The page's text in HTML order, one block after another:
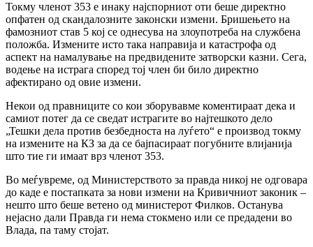
Токму членот 353 е инаку најспорниот оти беше директно
опфатен од скандалозните законски измени. Бришењето на
фамозниот став 5 кој се однесува на злоупотреба на службена
положба. Измените исто така направија и катастрофа од
аспект на намалување на предвидените затворски казни. Сега,
водење на истрага според тој член би било директно
афектирано од овие измени.
Некои од правниците со кои зборувавме коментираат дека и
самиот потег да се сведат истрагите во најтешкото дело
„Тешки дела против безбедноста на луѓето“ е производ токму
на измените на КЗ за да се бајпасираат погубните влијанија
што тие ги имаат врз членот 353.
Во меѓувреме, од Министерството за правда никој не одговара
до каде е постапката за нови измени на Кривичниот законик –
нешто што беше ветено од министерот Филков. Останува
нејасно дали Правда ги нема стокмено или се предадени во
Влада, па таму стојат.